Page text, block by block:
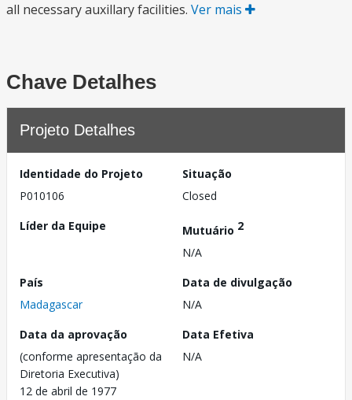
all necessary auxillary facilities. Ver mais
Chave Detalhes
Projeto Detalhes
Identidade do Projeto
P010106
Situação
Closed
Líder da Equipe
Mutuário 2
N/A
País
Madagascar
Data de divulgação
N/A
Data da aprovação
(conforme apresentação da
Diretoria Executiva)
12 de abril de 1977
Data Efetiva
N/A